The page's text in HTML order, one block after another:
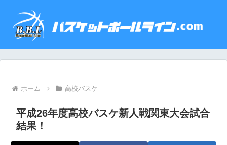
ホーム 高校バスケ
平成26年度高校バスケ新人戦関東大会試合
結果！